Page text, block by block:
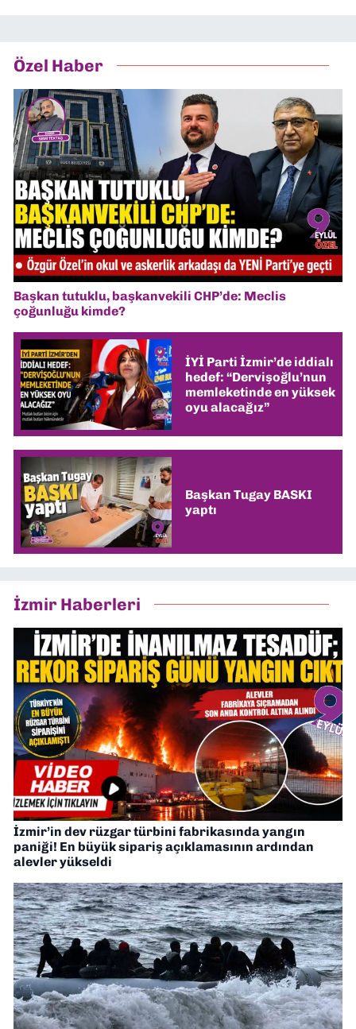
Özel Haber
Başkan tutuklu, başkanvekili CHP’de: Meclis
çoğunluğu kimde?
İYİ Parti İzmir’de iddialı
hedef: “Dervişoğlu’nun
memleketinde en yüksek
oyu alacağız”
Başkan Tugay BASKI
yaptı
İzmir Haberleri
İzmir’in dev rüzgar türbini fabrikasında yangın
paniği! En büyük sipariş açıklamasının ardından
alevler yükseldi